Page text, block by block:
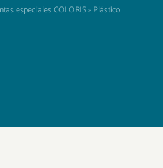
especiales COLORIS» Plástico